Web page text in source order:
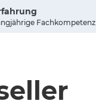
Fachkompetenz